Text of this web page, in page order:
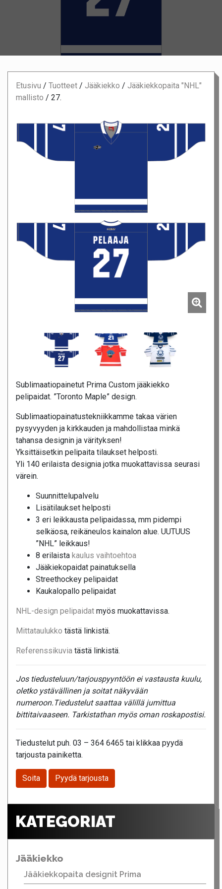
Etusivu / Tuotteet / Jääkiekko / Jääkiekkopaita "NHL"
mallisto / 27.
Sublimaatiopainetut Prima Custom jääkiekko
pelipaidat. ”Toronto Maple” design.
Sublimaatiopainatustekniikkamme takaa värien
pysyvyyden ja kirkkauden ja mahdollistaa minkä
tahansa designin ja värityksen!
Yksittäisetkin pelipaita tilaukset helposti.
Yli 140 erilaista designia jotka muokattavissa seurasi
värein.
Suunnittelupalvelu
Lisätilaukset helposti
3 eri leikkausta pelipaidassa, mm pidempi
selkäosa, reikäneulos kainalon alue. UUTUUS
”NHL” leikkaus!
8 erilaista kaulus vaihtoehtoa
Jääkiekopaidat painatuksella
Streethockey pelipaidat
Kaukalopallo pelipaidat
NHL-design pelipaidat myös muokattavissa.
Mittataulukko tästä linkistä.
Referenssikuvia tästä linkistä.
Jos tiedusteluun/tarjouspyyntöön ei vastausta kuulu,
oletko ystävällinen ja soitat näkyvään
numeroon.Tiedustelut saattaa välillä jumittua
bittitaivaaseen. Tarkistathan myös oman roskapostisi.
Tiedustelut puh. 03 – 364 6465 tai klikkaa pyydä
tarjousta painiketta.
Soita Pyydä tarjousta
KATEGORIAT
Jääkiekko
Jääkiekkopaita designit Prima